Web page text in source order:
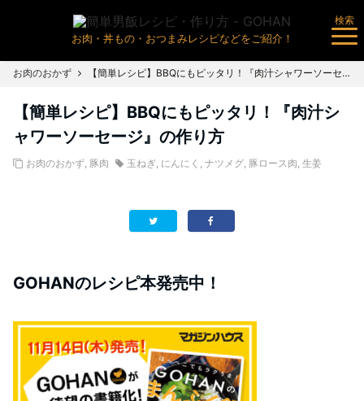
お肉・丼もの・おつまみレシピなどをご紹介！
検索
お肉のおかず 【簡単レシピ】BBQにもピッタリ！『肉汁シャワーソーセージ』の作り方
【簡単レシピ】BBQにもピッタリ！『肉汁シ
ャワーソーセージ』の作り方
お肉のおかず, 豚肉 玉ねぎ, にんにく , ナツメグ, 豚ロース肉, 生姜
GOHANのレシピ本発売中！